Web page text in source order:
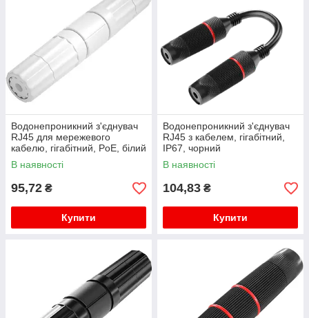
Водонепроникний з'єднувач
RJ45 для мережевого
кабелю, гігабітний, PoE, білий
В наявності
95,72 ₴
Купити
Водонепроникний з'єднувач
RJ45 з кабелем, гігабітний,
IP67, чорний
В наявності
104,83 ₴
Купити